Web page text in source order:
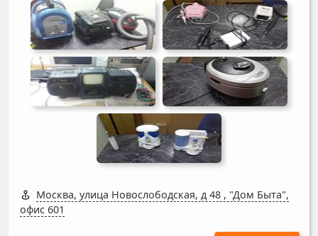
Москва, улица Новослободская, д 48 , "Дом Быта",
офис 601